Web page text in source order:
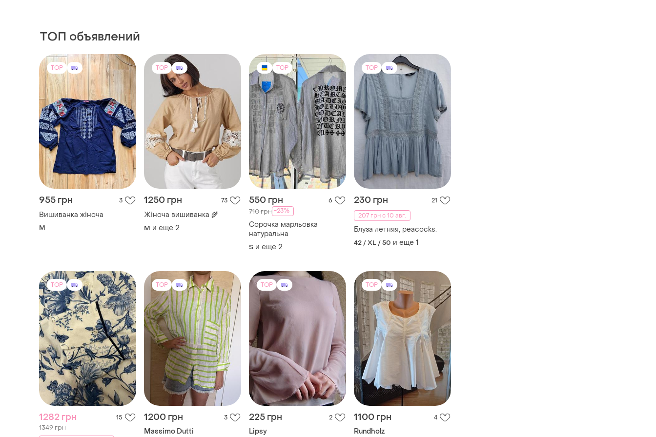
ТОП объявлений
TOP
955 грн 3
Вишиванка жіноча
M
TOP
1250 грн 73
Жіноча вишиванка 🌾
M и еще 2
TOP
550 грн 6
710 грн -23%
Сорочка марльовка
натуральна
S и еще 2
TOP
230 грн
21
207 грн с 10 авг.
Блуза летняя, peacocks.
42 / XL / 50 и еще 1
TOP
1282 грн 15
1349 грн
TOP
1200 грн 3
Massimo Dutti
TOP
225 грн 2
Lipsy
TOP
1100 грн 4
Rundholz